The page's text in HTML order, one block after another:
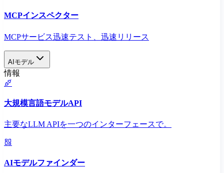
MCPインスペクター
MCPサービス迅速テスト、迅速リリース
AIモデル
情報
大規模言語モデルAPI
主要なLLM APIを一つのインターフェースで。
AIモデルファインダー